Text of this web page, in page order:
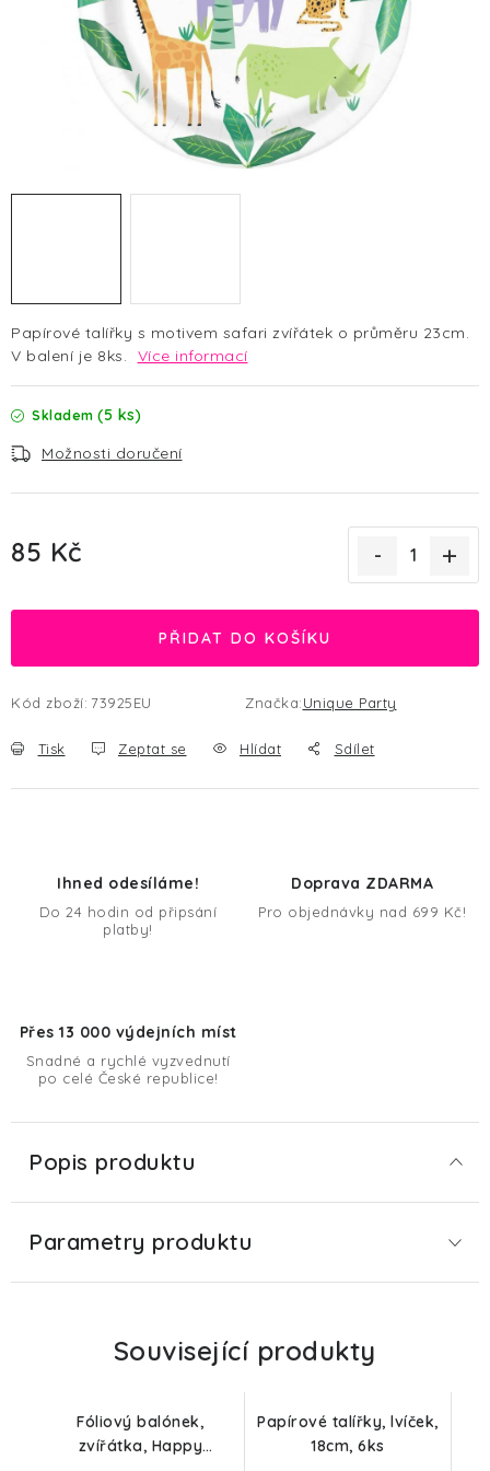
Papírové talířky s motivem safari zvířátek o průměru 23cm.
V balení je 8ks.
Více informací
Skladem (5 ks)
Možnosti doručení
85 Kč
PŘIDAT DO KOŠÍKU
Kód zboží: 73925EU Značka:Unique Party
Tisk Zeptat se Hlídat Sdílet
Ihned odesíláme!
Do 24 hodin od připsání
platby!
Doprava ZDARMA
Pro objednávky nad 699 Kč!
Přes 13 000 výdejních míst
Snadné a rychlé vyzvednutí
po celé České republice!
Popis produktu
Parametry produktu
Související produkty
Fóliový balónek,
zvířátka, Happy
Papírové talířky, lvíček,
18cm, 6ks